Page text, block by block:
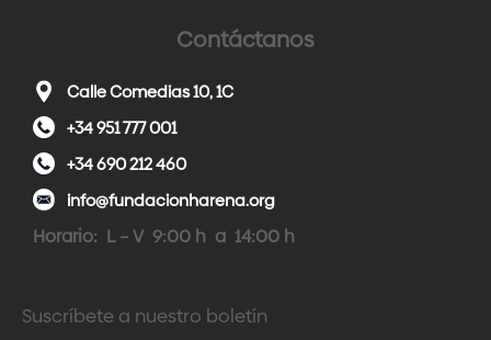
Contáctanos
Calle Comedias 10, 1C
+34 951 777 001
+34 690 212 460
info@fundacionharena.org
Horario: L – V 9:00 h a 14:00 h
Suscríbete a nuestro boletín